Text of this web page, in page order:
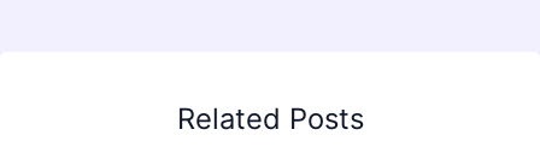
Related Posts